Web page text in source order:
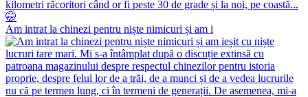
Am intrat la chinezi pentru niște nimicuri și am i